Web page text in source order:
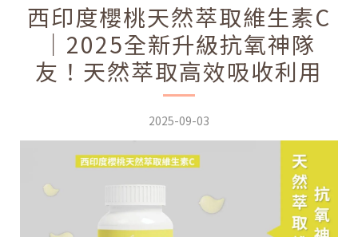
西印度櫻桃天然萃取維生素C
｜2025全新升級抗氧神隊
友！天然萃取高效吸收利用
2025-09-03